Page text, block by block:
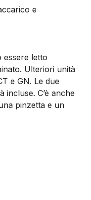
e
essere letto
Ulteriori unità
e GN. Le due
incluse. C’è anche
pinzetta e un